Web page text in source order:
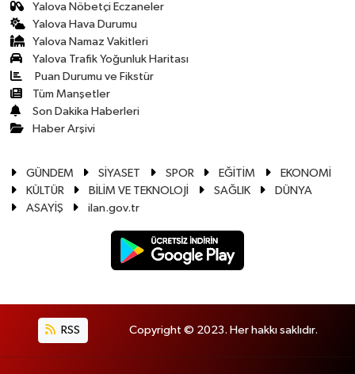
Yalova Nöbetçi Eczaneler
Yalova Hava Durumu
Yalova Namaz Vakitleri
Yalova Trafik Yoğunluk Haritası
Puan Durumu ve Fikstür
Tüm Manşetler
Son Dakika Haberleri
Haber Arşivi
GÜNDEM SİYASET SPOR EĞİTİM
EKONOMİ
KÜLTÜR
BİLİM VE TEKNOLOJİ SAĞLIK
DÜNYA
ASAYİŞ
ilan.gov.tr
RSS Copyright © 2023. Her hakkı saklıdır.